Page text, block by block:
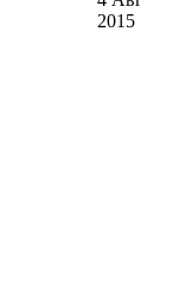
2015